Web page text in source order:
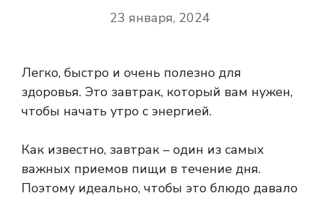
23 января, 2024
Легко, быстро и очень полезно для
здоровья. Это завтрак, который вам нужен,
чтобы начать утро с энергией.
Как известно, завтрак – один из самых
важных приемов пищи в течение дня.
Поэтому идеально, чтобы это блюдо давало